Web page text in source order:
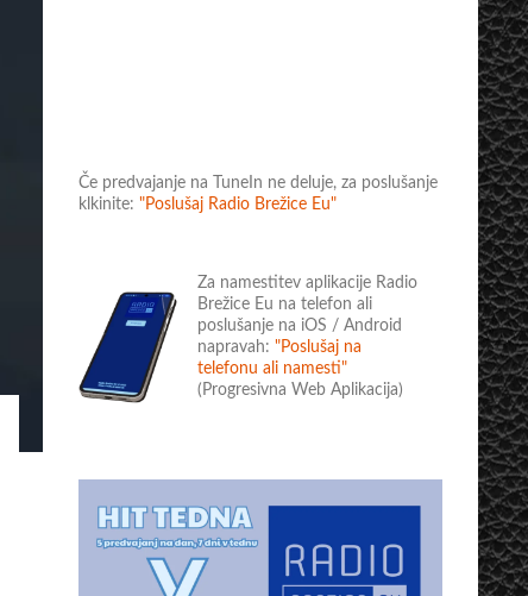
Če predvajanje na TuneIn ne deluje, za poslušanje
klkinite: "Poslušaj Radio Brežice Eu"
Za namestitev aplikacije Radio
Brežice Eu na telefon ali
poslušanje na iOS / Android
napravah: "Poslušaj na
telefonu ali namesti"
(Progresivna Web Aplikacija)